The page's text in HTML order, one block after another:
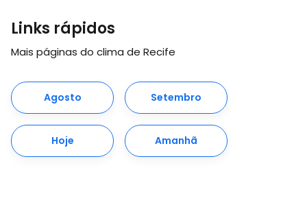
Links rápidos
Mais páginas do clima de Recife
Agosto Setembro
Hoje Amanhã